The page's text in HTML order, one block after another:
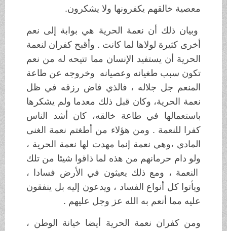
معصية خالقهم يكفرونها ولا يشكرون.
وبيان ذلك أن نعمة الحرية هي بوابة إلى نعم
أخرى كثيرة لولاها لما كانت . وأقبح كفران لنعمة
الحرية أن يستفيد الإنسان مما تتيحه له من نعم
تكون سبب طغيانه وعصيانه وخروجه عن طاعة
المنعم جل جلاله ، فالذي فاض رزقه في ظل
نعمة الحرية، وكان قبل ذلك معدما ولم يشكرها
باستعمالها في طاعة خالقه، كان أشد الناس
كفرا للنعمة . ومن هؤلاء من أطغتم نعمة الغنى
المادي ،وهي نعمة إنما مهدت لها نعمة الحرية ،
ولو دام حرمانهم من هذه لما ذاقوا شيئا من تلك
النعمة ، ومع ذلك يعيثون في الأرض فسادا ،
ويأتوا كل أنواع الفساد ، ويدعون إليه بل ينفقون
عليه مما أنعم به الله عز وجل عليهم .
ومن كفران نعمة الحرية أيضا خيانة الوطن ،